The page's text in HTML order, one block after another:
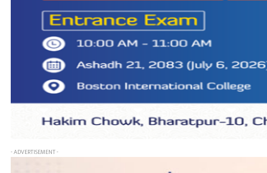
- ADVERTISEMENT -